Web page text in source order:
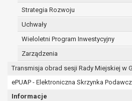
Strategia Rozwoju
Uchwały
Wieloletni Program Inwestycyjny
Zarządzenia
Transmisja obrad sesji Rady Miejskiej w
ePUAP - Elektroniczna Skrzynka
Informacje
określonym w treści
W związku z
wskazanym w pkt. 3, dane
udostępniane innym
kategoriom odbiorców danych
Odbiorcami mogą być:
podmioty, które
osobowe w imieniu